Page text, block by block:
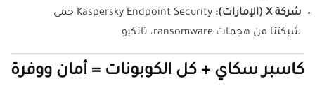
شركة X (الإمارات):
Kaspersky Endpoint Security حمى
شبكتنا من هجمات ransomware، تانكيو
كاسبر سكاي + كل الكوبونات = أمان ووفرة